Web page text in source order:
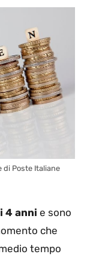
di Poste Italiane
4 anni e sono
che
tempo